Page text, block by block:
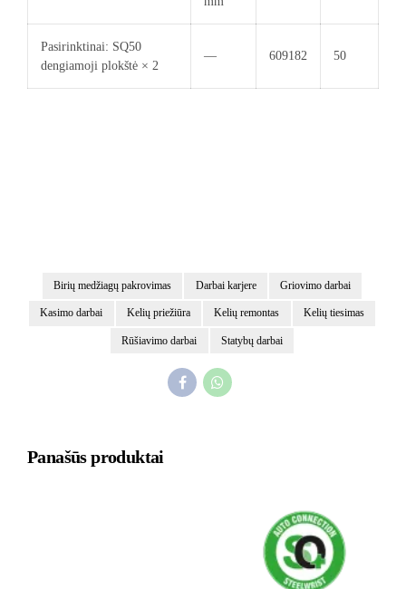
Pasirinktinai: SQ50
dengiamoji plokštė × 2
— 609182 50
Birių medžiagų pakrovimas Darbai karjere Griovimo darbai
Kasimo darbai Kelių priežiūra Kelių remontas Kelių tiesimas
Rūšiavimo darbai Statybų darbai
Panašūs produktai